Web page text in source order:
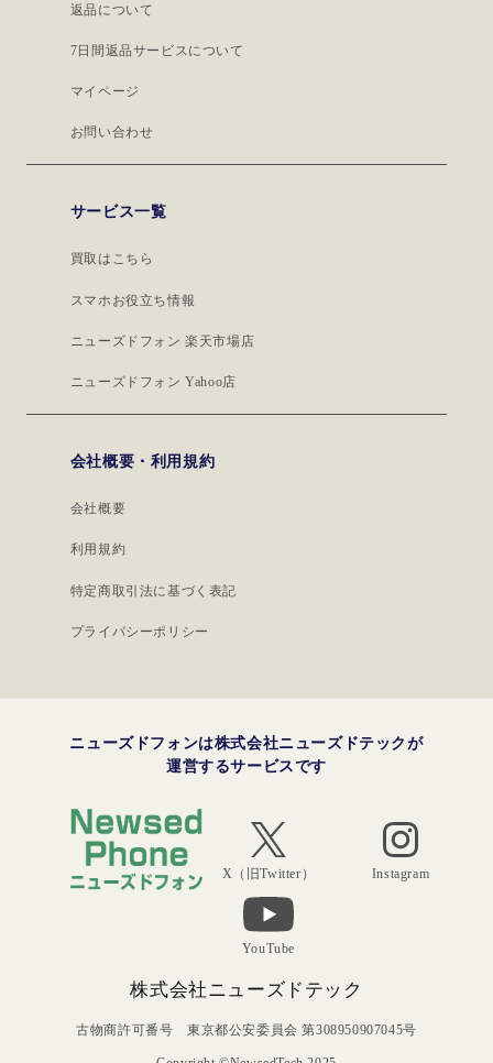
返品について
7日間返品サービスについて
マイページ
お問い合わせ
サービス一覧
買取はこちら
スマホお役立ち情報
ニューズドフォン 楽天市場店
ニューズドフォン Yahoo店
会社概要・利用規約
会社概要
利用規約
特定商取引法に基づく表記
プライバシーポリシー
ニューズドフォンは株式会社ニューズドテックが
運営するサービスです
X（旧Twitter） Instagram
YouTube
株式会社ニューズドテック
古物商許可番号 東京都公安委員会 第308950907045号